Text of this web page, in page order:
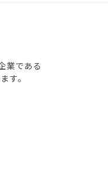
業である
す。